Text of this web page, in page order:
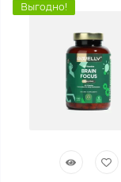
Выгодно!